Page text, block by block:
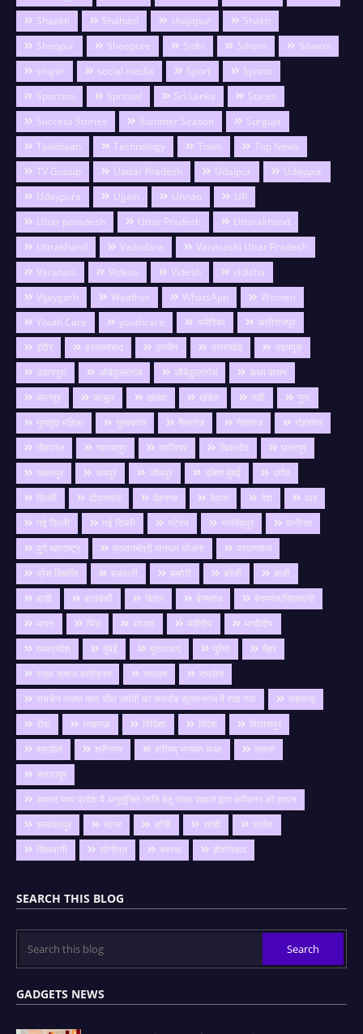
Shaakti
Shahdol shajapur
Shakti
Sheopur
Sheopure Sidhi Sihore
Silwani
singer
social media Sport
Sports
Sportsm
Spritual Sri Lanka
States
Success Stories
Summer Season
Surguja
Taalibaan
Technology Tools
Top News
TV Gossip
Uattar Pradesh Udaipur
Udaypur
Udaypura
Ujjain Unnao
UP
Uttar paradesh
Uttar Pradesh
Uttarakhand
Uttrakhand
Vadodara
Vanarashi Uttar Pradesh
Varanasi
Videos Videsh
vidisha
Vijaygarh
Weather WhatsApp
Women
Youth Care
youthcare अमेरिका
अलीराजपुर
इंदौर
इस्लामाबाद उज्जैन उत्तराखंड
उदयपुरा
उदायपुरा
ओबेदुल्लागंज औबेदुल्लागंज
कथा वाचन
कानपुर
काबुल खंडवा खंडेरा गङी
गुना
गुमशुदा महिला
गुलाबगंज गैतरगंज गैरतगंज
गोहरगंज
गौहरगंज
ग्यारसपुर ग्वालियर चिकलोद
छतरपुर
जबलपुर
जयपुर जोधपुर दक्षिण मुंबई
दमोह
दिल्ली
दीवानगंज देवनगर देवास देश
धार
नई दिल्ली
नई दिल्ली नटेरन नरसिंहपुर
पानीपत
पुणे महाराष्ट्र
प्रधानमंत्री मानधन योजना
प्रयागराज
प्रेस विज्ञप्ति
बङवानी बम्होरी बरेली
बाङी
बाडी
बाराबंकी बिहार बेगमगंज
बेगमगंज/सिलवानी
भारत
भिंड भोपाल मंडीदीप
मण्डीदीप
मध्यप्रदेश
मुंबई मुरादाबाद मुरैना
मैहर
रजक समाज कार्यक्रम
रतलाम
रायसेन
रायसेन तात्या मामा भील जयंती का समारोह सुल्तानगंज में रखा गया
राहतगढ़
रीवा
लखनऊ विदिशा विदेश
विलासपुर
शहडोल
श्रीनगर श्रीमद् भागवत कथा
सतना
सतलापुर
समस्त मध्य प्रदेश मै अनुसूचित जाति हेतु रजक समाज द्वारा कमिश्नर को ज्ञापन
सलामतपुर
सागर साँची सांची
सांचेत
सिलवानी
सोनीपत स्वस्थ होशंगाबाद
SEARCH THIS BLOG
GADGETS NEWS